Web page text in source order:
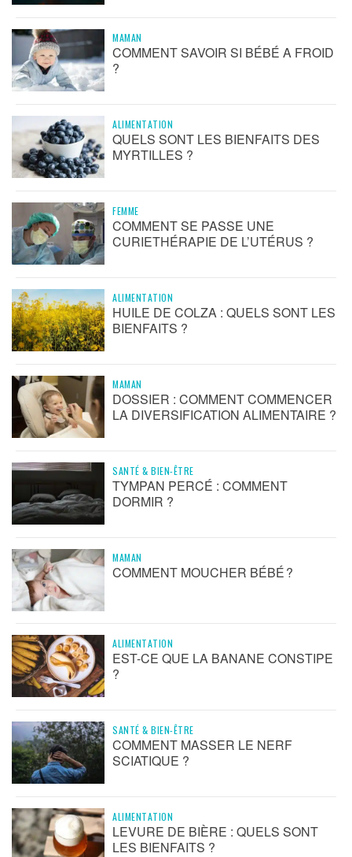
MAMAN
COMMENT SAVOIR SI BÉBÉ A FROID
?
ALIMENTATION
QUELS SONT LES BIENFAITS DES
MYRTILLES ?
FEMME
COMMENT SE PASSE UNE
CURIETHÉRAPIE DE L’UTÉRUS ?
ALIMENTATION
HUILE DE COLZA : QUELS SONT LES
BIENFAITS ?
MAMAN
DOSSIER : COMMENT COMMENCER
LA DIVERSIFICATION ALIMENTAIRE ?
SANTÉ & BIEN-ÊTRE
TYMPAN PERCÉ : COMMENT
DORMIR ?
MAMAN
COMMENT MOUCHER BÉBÉ ?
ALIMENTATION
EST-CE QUE LA BANANE CONSTIPE
?
SANTÉ & BIEN-ÊTRE
COMMENT MASSER LE NERF
SCIATIQUE ?
ALIMENTATION
LEVURE DE BIÈRE : QUELS SONT
LES BIENFAITS ?